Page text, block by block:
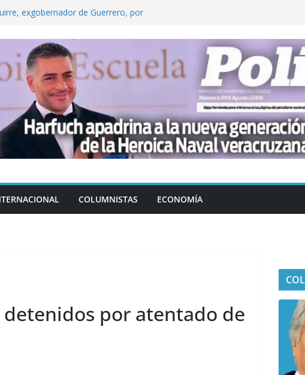
exgobernador de Guerrero, por
no es asunto político: Sheinbaum
hora y sede para el examen de
García Jiménez desapareció
COLUMNISTAS ECONOMÍA
por atentado de